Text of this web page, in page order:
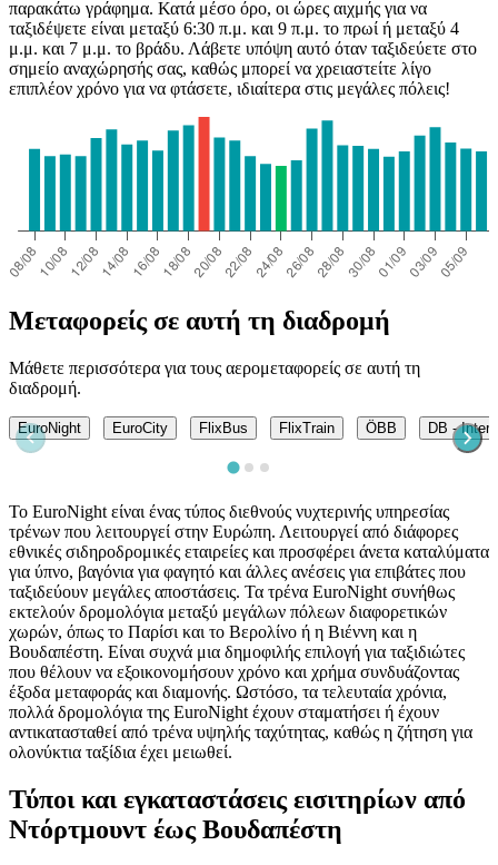
Budapest
παρακάτω γράφημα. Κατά μέσο όρο, οι ώρες αιχμής για να
ταξιδέψετε είναι μεταξύ 6:30 π.μ. και 9 π.μ. το πρωί ή μεταξύ 4
μ.μ. και 7 μ.μ. το βράδυ. Λάβετε υπόψη αυτό όταν ταξιδεύετε στο
σημείο αναχώρησής σας, καθώς μπορεί να χρειαστείτε λίγο
επιπλέον χρόνο για να φτάσετε, ιδιαίτερα στις μεγάλες πόλεις!
Μεταφορείς σε αυτή τη διαδρομή
Μάθετε περισσότερα για τους αερομεταφορείς σε αυτή τη
διαδρομή.
EuroNight EuroCity FlixBus FlixTrain ÖBB DB -
Το EuroNight είναι ένας τύπος διεθνούς νυχτερινής υπηρεσίας
τρένων που λειτουργεί στην Ευρώπη. Λειτουργεί από διάφορες
εθνικές σιδηροδρομικές εταιρείες και προσφέρει άνετα καταλύματα
για ύπνο, βαγόνια για φαγητό και άλλες ανέσεις για επιβάτες που
ταξιδεύουν μεγάλες αποστάσεις. Τα τρένα EuroNight συνήθως
εκτελούν δρομολόγια μεταξύ μεγάλων πόλεων διαφορετικών
χωρών, όπως το Παρίσι και το Βερολίνο ή η Βιέννη και η
Βουδαπέστη. Είναι συχνά μια δημοφιλής επιλογή για ταξιδιώτες
που θέλουν να εξοικονομήσουν χρόνο και χρήμα συνδυάζοντας
έξοδα μεταφοράς και διαμονής. Ωστόσο, τα τελευταία χρόνια,
πολλά δρομολόγια της EuroNight έχουν σταματήσει ή έχουν
αντικατασταθεί από τρένα υψηλής ταχύτητας, καθώς η ζήτηση για
ολονύκτια ταξίδια έχει μειωθεί.
Τύποι και εγκαταστάσεις εισιτηρίων από
Ντόρτμουντ έως Βουδαπέστη